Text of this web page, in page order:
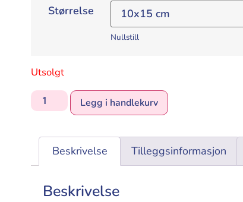
Størrelse
Nullstill
Utsolgt
Legg i handlekurv Alternative:
Beskrivelse Tilleggsinformasjon
Beskrivelse